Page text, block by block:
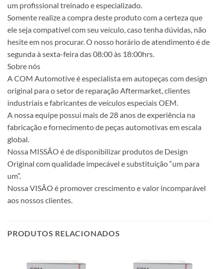
um profissional treinado e especializado.
Somente realize a compra deste produto com a certeza que
ele seja compatível com seu veículo, caso tenha dúvidas, não
hesite em nos procurar. O nosso horário de atendimento é de
segunda à sexta-feira das 08:00 às 18:00hrs.
Sobre nós
A COM Automotive é especialista em autopeças com design
original para o setor de reparação Aftermarket, clientes
industriais e fabricantes de veículos especiais OEM.
A nossa equipe possui mais de 28 anos de experiência na
fabricação e fornecimento de peças automotivas em escala
global.
Nossa MISSÃO é de disponibilizar produtos de Design
Original com qualidade impecável e substituição “um para
um”.
Nossa VISÃO é promover crescimento e valor incomparável
aos nossos clientes.
PRODUTOS RELACIONADOS